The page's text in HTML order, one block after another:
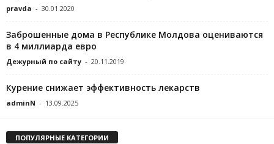
pravda - 30.01.2020
Заброшенные дома в Республике Молдова оцениваются
в 4 миллиарда евро
Дежурный по сайту - 20.11.2019
Курение снижает эффективность лекарств
adminN - 13.09.2025
ПОПУЛЯРНЫЕ КАТЕГОРИИ